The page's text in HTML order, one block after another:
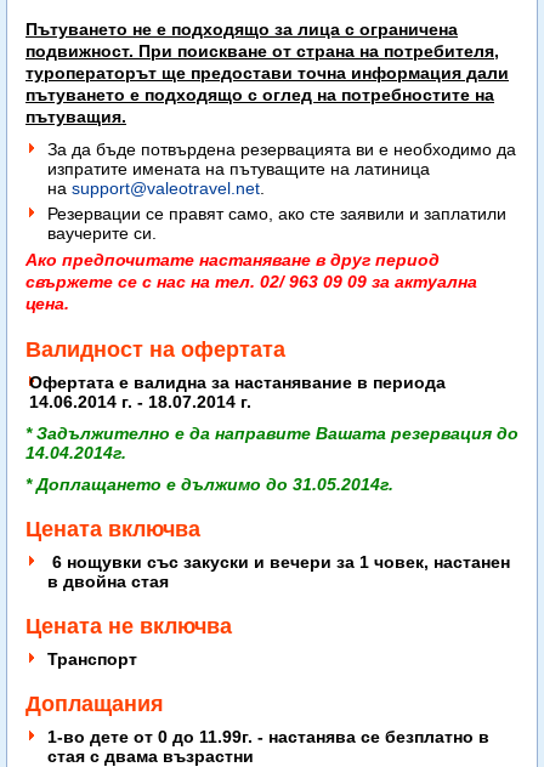
Пътуването не е подходящо за лица с ограничена
подвижност. При поискване от страна на потребителя,
туроператорът ще предостави точна информация дали
пътуването е подходящо с оглед на потребностите на
пътуващия.
За да бъде потвърдена резервацията ви е необходимо да
изпратите имената на пътуващите на латиница
на support@valeotravel.net
Резервации се правят само, ако сте заявили и заплатили
ваучерите си.
Ако предпочитате настаняване в друг период
свържете се с нас на тел. 02/ 963 09 09 за актуална
цена.
Валидност на офертата
Офертата е валидна за настанявание в периода
14.06.2014 г. - 18.07.2014 г.
* Задължително е да направите Вашата резервация до
14.04.2014г.
* Доплащането е дължимо до 31.05.2014г.
Цената включва
6 нощувки със закуски и вечери за 1 човек, настанен
в двойна стая
Цената не включва
Транспорт
Доплащания
1-во дете от 0 до 11.99г. - настанява се безплатно в
стая с двама възрастни